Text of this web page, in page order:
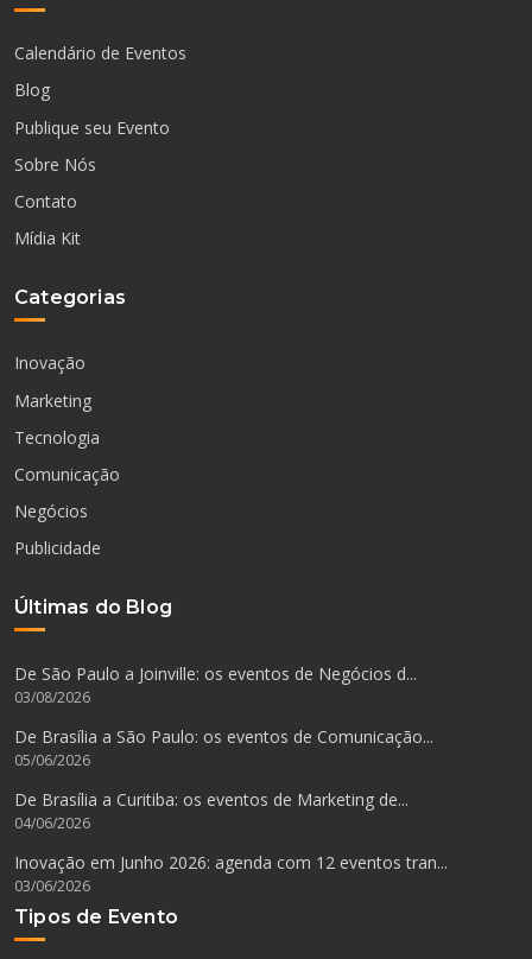
Calendário de Eventos
Blog
Publique seu Evento
Sobre Nós
Contato
Mídia Kit
Categorias
Inovação
Marketing
Tecnologia
Comunicação
Negócios
Publicidade
Últimas do Blog
De São Paulo a Joinville: os eventos de Negócios d...
03/08/2026
De Brasília a São Paulo: os eventos de Comunicação...
05/06/2026
De Brasília a Curitiba: os eventos de Marketing de...
04/06/2026
Inovação em Junho 2026: agenda com 12 eventos tran...
03/06/2026
Tipos de Evento